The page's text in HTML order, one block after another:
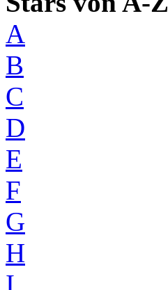
A
B
C
D
E
F
G
H
I